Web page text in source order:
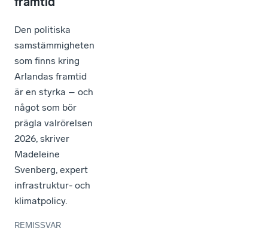
Den politiska
samstämmigheten
som finns kring
Arlandas framtid
är en styrka – och
något som bör
prägla valrörelsen
2026, skriver
Madeleine
Svenberg, expert
infrastruktur- och
klimatpolicy.
REMISSVAR